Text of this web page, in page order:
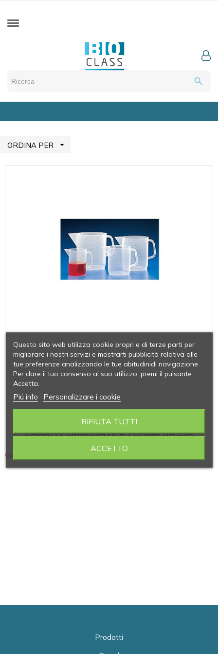
search
ORDINA PER 
CARAFFE GRADUATE A FORMA BASSA
Contiene 5 articoli
Prodotti
Questo sito web utilizza cookie propri e di terze parti per
migliorare i nostri servizi e mostrarti pubblicità relativa alle
tue preferenze analizzando le tue abitudinidi navigazione.
Per dare il tuo consenso al suo utilizzo, premi il pulsante
Accetta.
Piú info Personalizzare i cookie
RIFIUTA TUTTI
ACCETTO